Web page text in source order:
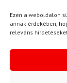
Ezen a weboldalon
annak érdekében,
releváns
Az üzeneted